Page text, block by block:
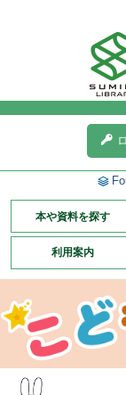
本や資料を探す
利用案内